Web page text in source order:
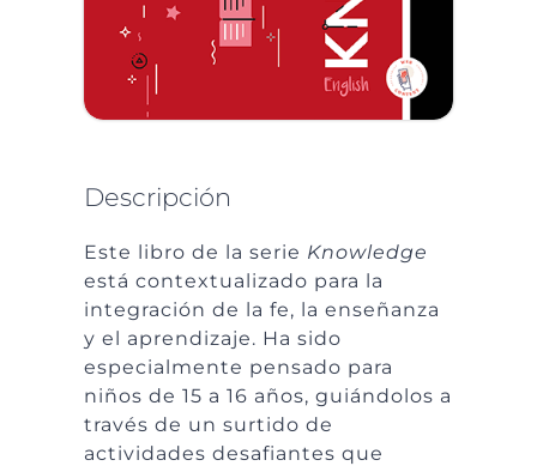
Descripción
Este libro de la serie Knowledge
está contextualizado para la
integración de la fe, la enseñanza
y el aprendizaje. Ha sido
especialmente pensado para
niños de 15 a 16 años, guiándolos a
través de un surtido de
actividades desafiantes que